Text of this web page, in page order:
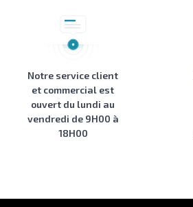
Notre service client
et commercial est
ouvert du lundi au
vendredi de 9H00 à
18H00